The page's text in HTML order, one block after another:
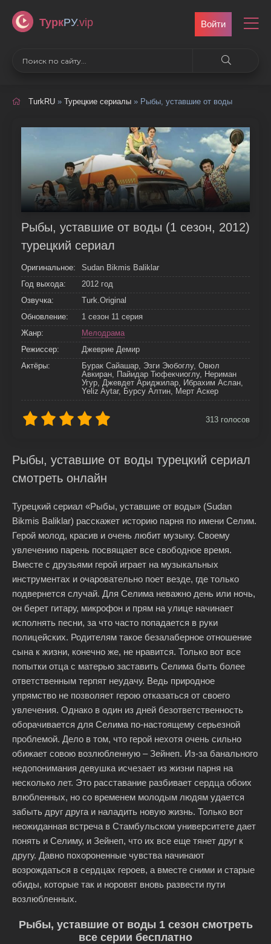
ТуркРУ.vip Войти
TurkRU » Турецкие сериалы » Рыбы, уставшие от воды
Рыбы, уставшие от воды (1 сезон, 2012)
турецкий сериал
Оригинальное:
Sudan Bikmis Baliklar
Год выхода:
2012 год
Озвучка:
Turk.Original
Обновление:
1 сезон 11 серия
Жанр:
Мелодрама
Режиссер:
Джеврие Демир
Актёры:
Бурак Сайашар, Эзги Эюбоглу, Овюл
Авкиран, Пайидар Тюфекчиоглу, Нериман
Угур, Джевдет Ариджилар, Ибрахим Аслан,
Yeliz Aytar, Бурсу Алтин, Мерт Аскер
313 голосов
Рыбы, уставшие от воды турецкий сериал
смотреть онлайн
Турецкий сериал «Рыбы, уставшие от воды» (Sudan
Bikmis Baliklar) расскажет историю парня по имени Селим.
Герой молод, красив и очень любит музыку. Своему
увлечению парень посвящает все свободное время.
Вместе с друзьями герой играет на музыкальных
инструментах и очаровательно поет везде, где только
подвернется случай. Для Селима неважно день или ночь,
он берет гитару, микрофон и прям на улице начинает
исполнять песни, за что часто попадается в руки
полицейских. Родителям такое безалаберное отношение
сына к жизни, конечно же, не нравится. Только вот все
попытки отца с матерью заставить Селима быть более
ответственным терпят неудачу. Ведь природное
упрямство не позволяет герою отказаться от своего
увлечения. Однако в один из дней безответственность
оборачивается для Селима по-настоящему серьезной
проблемой. Дело в том, что герой нехотя очень сильно
обижает совою возлюбленную – Зейнеп. Из-за банального
недопонимания девушка исчезает из жизни парня на
несколько лет. Это расставание разбивает сердца обоих
влюбленных, но со временем молодым людям удается
забыть друг друга и наладить новую жизнь. Только вот
неожиданная встреча в Стамбульском университете дает
понять и Селиму, и Зейнеп, что их все еще тянет друг к
другу. Давно похороненные чувства начинают
возрождаться в сердцах героев, а вместе сними и старые
обиды, которые так и норовят вновь развести пути
возлюбленных.
Рыбы, уставшие от воды 1 сезон смотреть
все серии бесплатно